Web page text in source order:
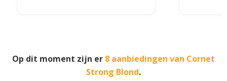
Op dit moment zijn er 8 aanbiedingen van Cornet
Strong Blond.